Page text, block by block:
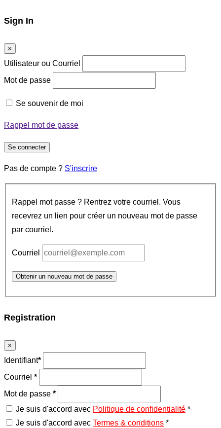
Sign In
×
Utilisateur ou Courriel
Mot de passe
Se souvenir de moi
Rappel mot de passe
Se connecter
Pas de compte ? S'inscrire
Rappel mot passe ? Rentrez votre courriel. Vous
recevrez un lien pour créer un nouveau mot de passe
par courriel.
Courriel
Obtenir un nouveau mot de passe
Registration
×
Identifiant*
Courriel *
Mot de passe *
Je suis d'accord avec Politique de confidentialité *
Je suis d'accord avec Termes & conditions *